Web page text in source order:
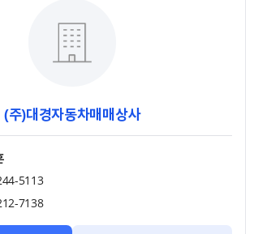
(주)대경자동차매매상사
5113
7138